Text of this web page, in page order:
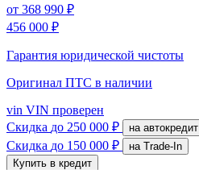
от 368 990 ₽
456 000 ₽
Гарантия юридической чистоты
Оригинал ПТС в наличии
vin VIN проверен
Скидка до 250 000 ₽ на автокредит
Скидка до 150 000 ₽
на Trade-In
Купить в кредит